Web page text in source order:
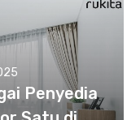
Penyedia